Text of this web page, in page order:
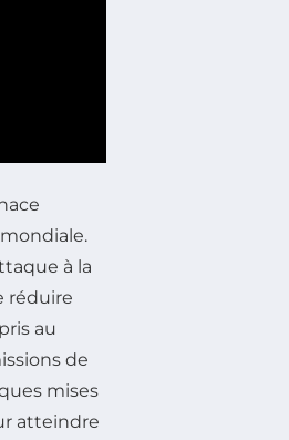
à la
réduire
au
de
mises
atteindre